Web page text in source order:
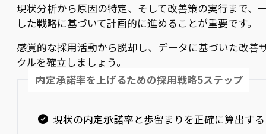
現状分析から原因の特定、そして改善策の実行まで、
した戦略に基づいて計画的に進めることが重要です。
感覚的な採用活動から脱却し、データに基づいた改善
クルを確立しましょう。
内定承諾率を上げるための採用戦略5ステップ
現状の内定承諾率と歩留まりを正確に算出する